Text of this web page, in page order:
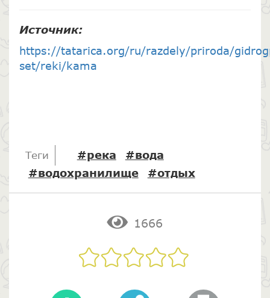
Источник:
https://tatarica.org/ru/razdely/priroda/
set/reki/kama
Теги #река
#вода
#водохранилище
#отдых
1666